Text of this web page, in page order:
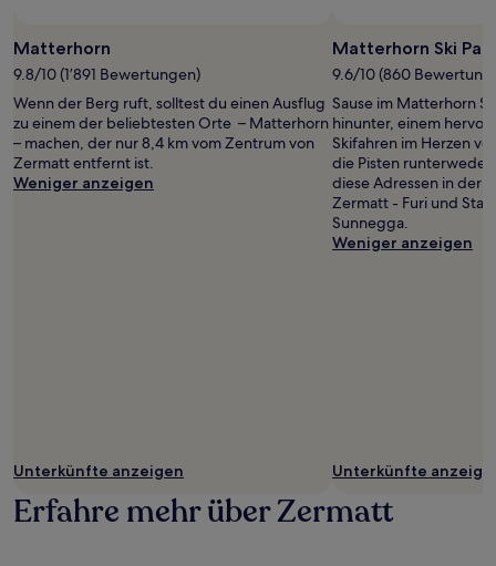
zusätzliche
Bedingungen
Foto
von
Zermatt
Tourism
Matterhorn
9.8/10 (1’891 Bewertungen)
Wenn der Berg ruft, solltest du einen Ausflug
zu einem der beliebtesten Orte – Matterhorn
– machen, der nur 8,4 km vom Zentrum von
Zermatt entfernt ist.
Weniger anzeigen
Unterkünfte anzeigen
Matterhorn Ski
9.6/10 (860
Sause im Matterhorn
hinunter, einem
Skifahren im Herzen
die Pisten
diese Adressen in der
Zermatt - Furi und
Sunnegga.
Weniger anzeigen
Unterkünfte
Erfahre mehr über Zermatt